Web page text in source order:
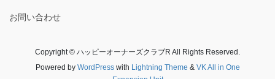
お問い合わせ
Copyright © ハッピーオーナーズクラブR All Rights Reserved.
Powered by WordPresswith Lightning Theme & VK All in One